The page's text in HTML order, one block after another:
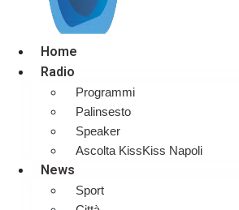
Home
Radio
Programmi
Palinsesto
Speaker
Ascolta KissKiss Napoli
News
Sport